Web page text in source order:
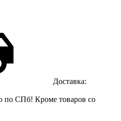
Доставка:
по СПб! Кроме товаров со